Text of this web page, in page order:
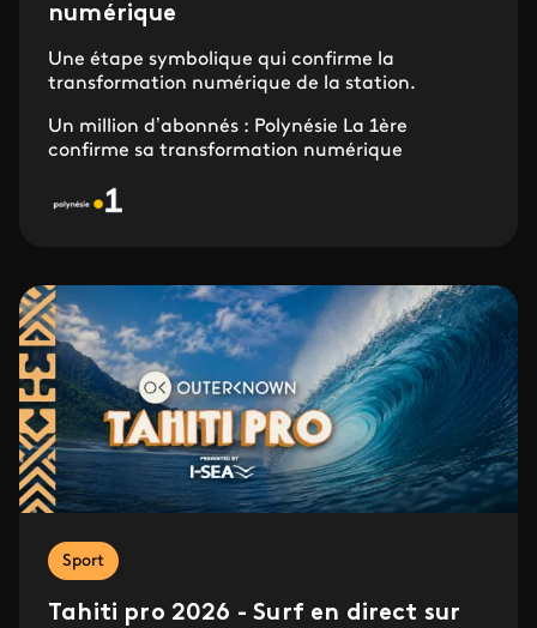
numérique
Une étape symbolique qui confirme la
transformation numérique de la station.
Un million d’abonnés : Polynésie La 1ère
confirme sa transformation numérique
Sport
Tahiti pro 2026 - Surf en direct sur